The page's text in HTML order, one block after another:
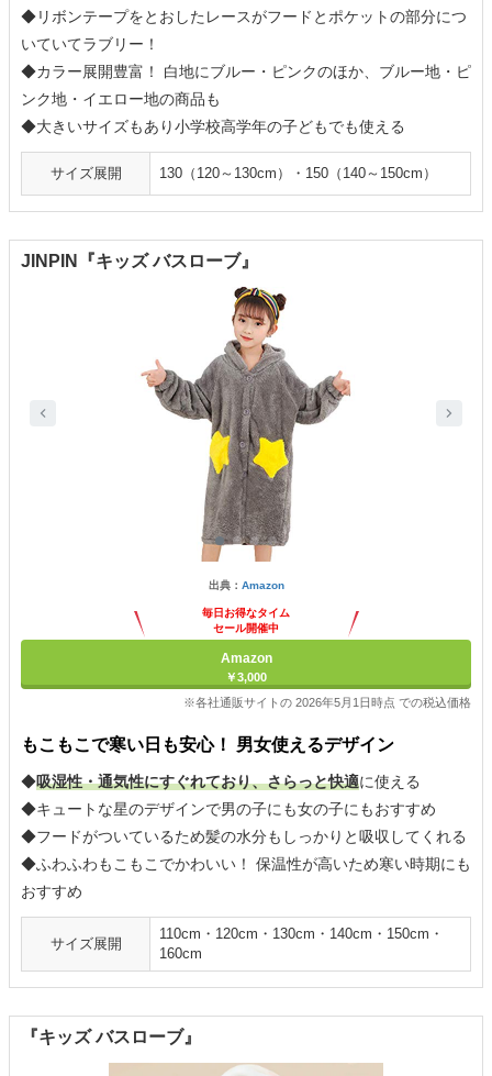
◆リボンテープをとおしたレースがフードとポケットの部分につ
いていてラブリー！
◆カラー展開豊富！ 白地にブルー・ピンクのほか、ブルー地・ピ
ンク地・イエロー地の商品も
◆大きいサイズもあり小学校高学年の子どもでも使える
サイズ展開 130（120～130cm）・150（140～150cm）
JINPIN『キッズ バスローブ』
出典： Amazon
毎日お得なタイム
セール開催中
Amazon
￥3,000
※各社通販サイトの 2026年5月1日時点 での税込価格
もこもこで寒い日も安心！ 男女使えるデザイン
◆吸湿性・通気性にすぐれており、さらっと快適に使える
◆キュートな星のデザインで男の子にも女の子にもおすすめ
◆フードがついているため髪の水分もしっかりと吸収してくれる
◆ふわふわもこもこでかわいい！ 保温性が高いため寒い時期にも
おすすめ
サイズ展開
110cm・120cm・130cm・140cm・150cm・
160cm
『キッズ バスローブ』